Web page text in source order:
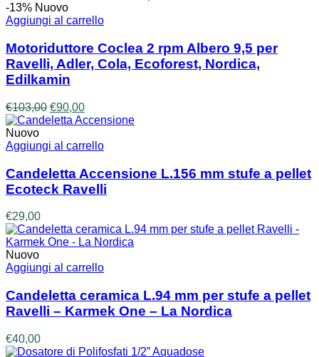
-13% Nuovo
Aggiungi al carrello
Motoriduttore Coclea 2 rpm Albero 9,5 per
Ravelli, Adler, Cola, Ecoforest, Nordica,
Edilkamin
€103,00 Il
prezzo
era:
€90,00Il
prezzo
è:
Nuovo
Aggiungi al carrello
Candeletta Accensione L.156 mm stufe a pellet
Ecoteck Ravelli
€29,00
Nuovo
Aggiungi al carrello
Candeletta ceramica L.94 mm per stufe a pellet
Ravelli – Karmek One – La Nordica
€40,00